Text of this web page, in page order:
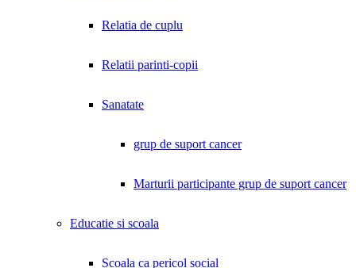
Relatia de cuplu
Relatii parinti-copii
Sanatate
grup de suport cancer
Marturii participante grup de suport cancer
Educatie si scoala
Scoala ca pericol social